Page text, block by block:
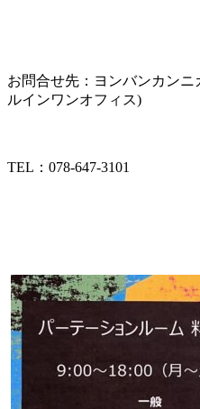
お問合せ先：ヨンバンカン
ルインワンオフィス)
TEL：078-647-3101